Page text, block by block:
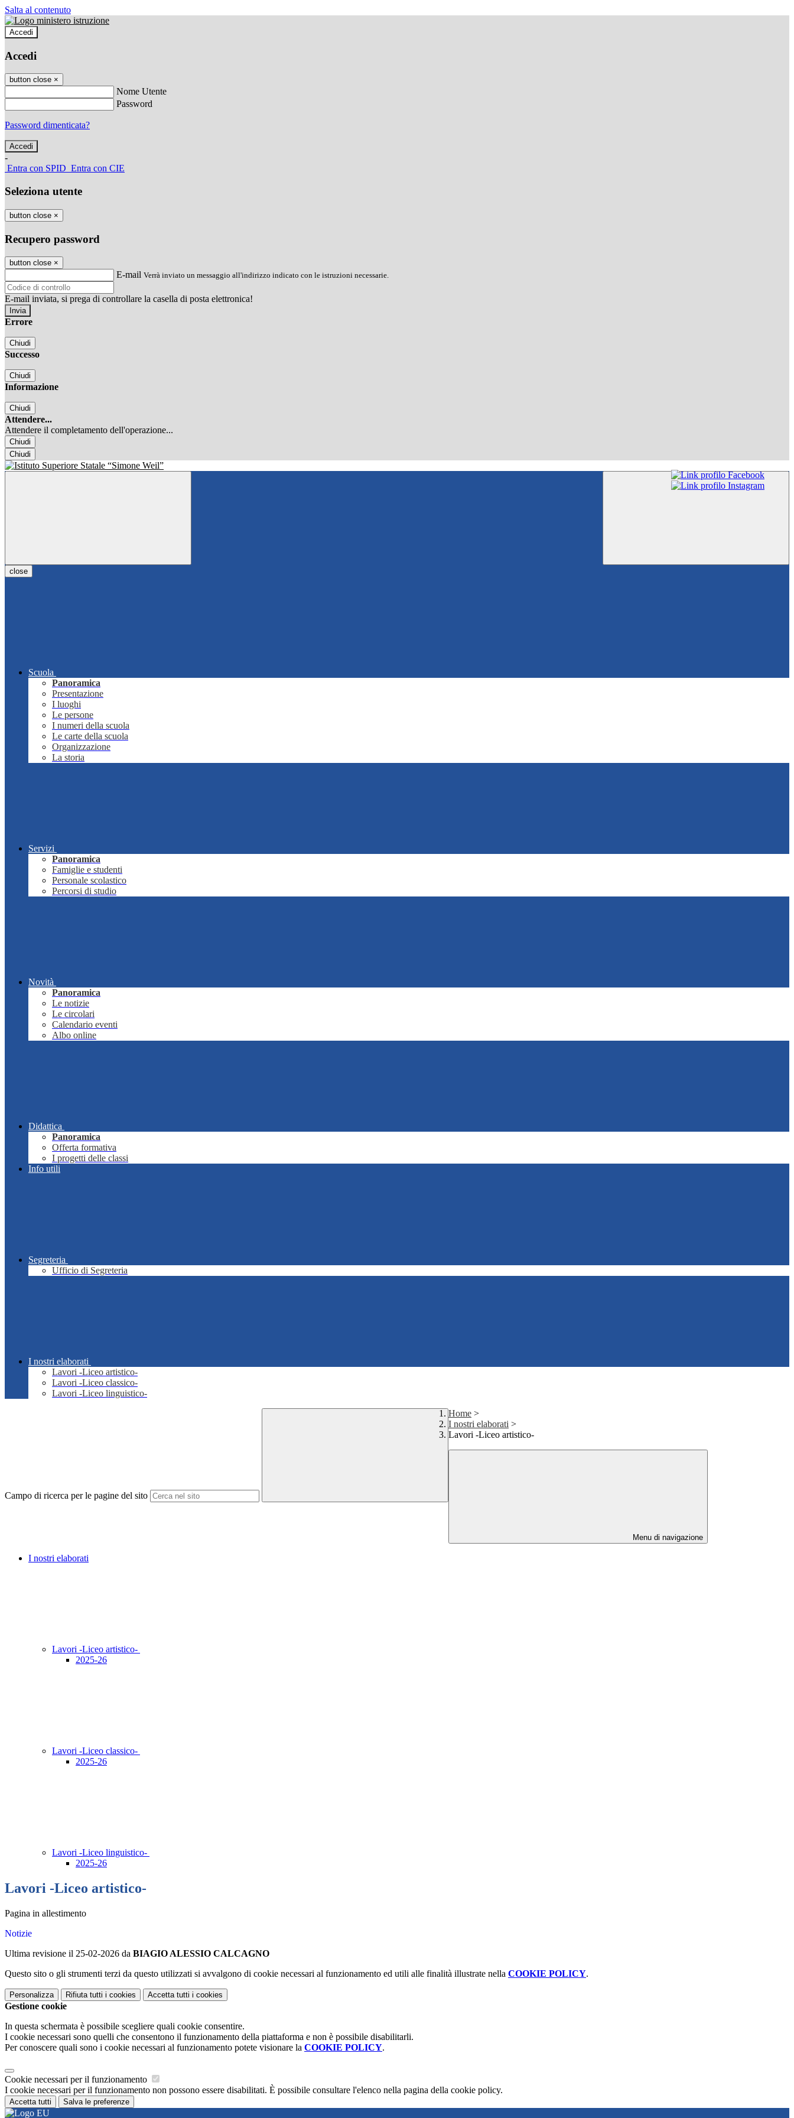
Salta al contenuto
Accedi
Accedi
button close ×
Nome Utente
Password
Password dimenticata?
-
Entra con SPID Entra con CIE
Seleziona utente
button close ×
Recupero password
button close ×
E-mail Verrà inviato un messaggio all'indirizzo indicato con le istruzioni necessarie.
E-mail inviata, si prega di controllare la casella di posta elettronica!
Errore
Chiudi
Successo
Chiudi
Informazione
Chiudi
Attendere...
Attendere il completamento dell'operazione...
Chiudi
Chiudi
close
Scuola
Panoramica
Presentazione
I luoghi
Le persone
I numeri della scuola
Le carte della scuola
Organizzazione
La storia
Servizi
Panoramica
Famiglie e studenti
Personale scolastico
Percorsi di studio
Novità
Panoramica
Le notizie
Le circolari
Calendario eventi
Albo online
Didattica
Panoramica
Offerta formativa
I progetti delle classi
Info utili
Segreteria
Ufficio di Segreteria
I nostri elaborati
Lavori -Liceo artistico-
Lavori -Liceo classico-
Lavori -Liceo linguistico-
Campo di ricerca per le pagine del sito
Home >
I nostri elaborati >
Lavori -Liceo artistico-
Menu di navigazione
I nostri elaborati
Lavori -Liceo artistico-
2025-26
Lavori -Liceo classico-
2025-26
Lavori -Liceo linguistico-
2025-26
Lavori -Liceo artistico-
Pagina in allestimento
Notizie
Ultima revisione il 25-02-2026 da BIAGIO ALESSIO CALCAGNO
Questo sito o gli strumenti terzi da questo utilizzati si avvalgono di cookie necessari al funzionamento ed utili alle finalità illustrate nella COOKIE POLICY.
Personalizza Rifiuta tutti i cookies Accetta tutti i cookies
Gestione cookie
In questa schermata è possibile scegliere quali cookie consentire.
I cookie necessari sono quelli che consentono il funzionamento della piattaforma e non è possibile disabilitarli.
Per conoscere quali sono i cookie necessari al funzionamento potete visionare la COOKIE POLICY.
Cookie necessari per il funzionamento
I cookie necessari per il funzionamento non possono essere disabilitati. È possibile consultare l'elenco nella pagina della cookie policy.
Accetta tutti Salva le preferenze